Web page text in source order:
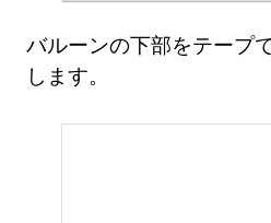
バルーンの下部をテープ
します。